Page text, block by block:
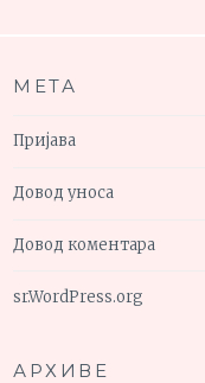
МЕТА
Пријава
Довод уноса
Довод коментара
sr.WordPress.org
АРХИВЕ